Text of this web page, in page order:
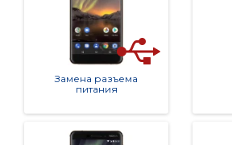
Замена разъема
питания